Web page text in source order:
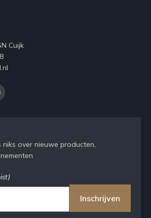
Cuijk
niks over nieuwe producten,
Inschrijven